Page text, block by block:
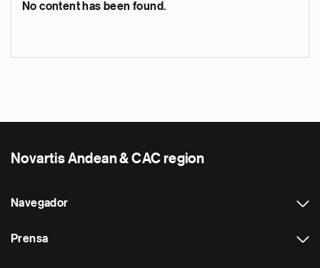
No content has been found.
Novartis Andean & CAC region
Navegador
Prensa